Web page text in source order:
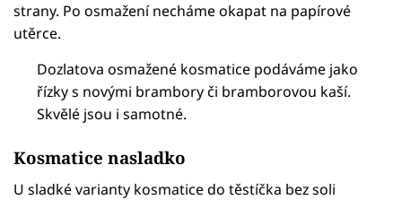
strany. Po osmažení necháme okapat na papírové
utěrce.
Dozlatova osmažené kosmatice podáváme jako
řízky s novými brambory či bramborovou kaší.
Skvělé jsou i samotné.
Kosmatice nasladko
U sladké varianty kosmatice do těstíčka bez soli